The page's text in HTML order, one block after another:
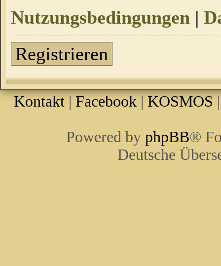
Nutzungsbedingungen |
Registrieren
Kontakt | Facebook | KOSMOS
Powered by phpBB®
Deutsche